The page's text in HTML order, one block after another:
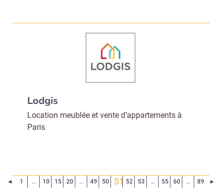
Lodgis
Location meublée et vente d’appartements à
Paris
◄ Page précédente
1 … 10 15 20 … 49 50
51 52 53 … 55 60 … 89 ►